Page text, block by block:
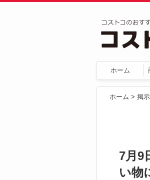
ホーム
ホーム > 掲
7月9
い物